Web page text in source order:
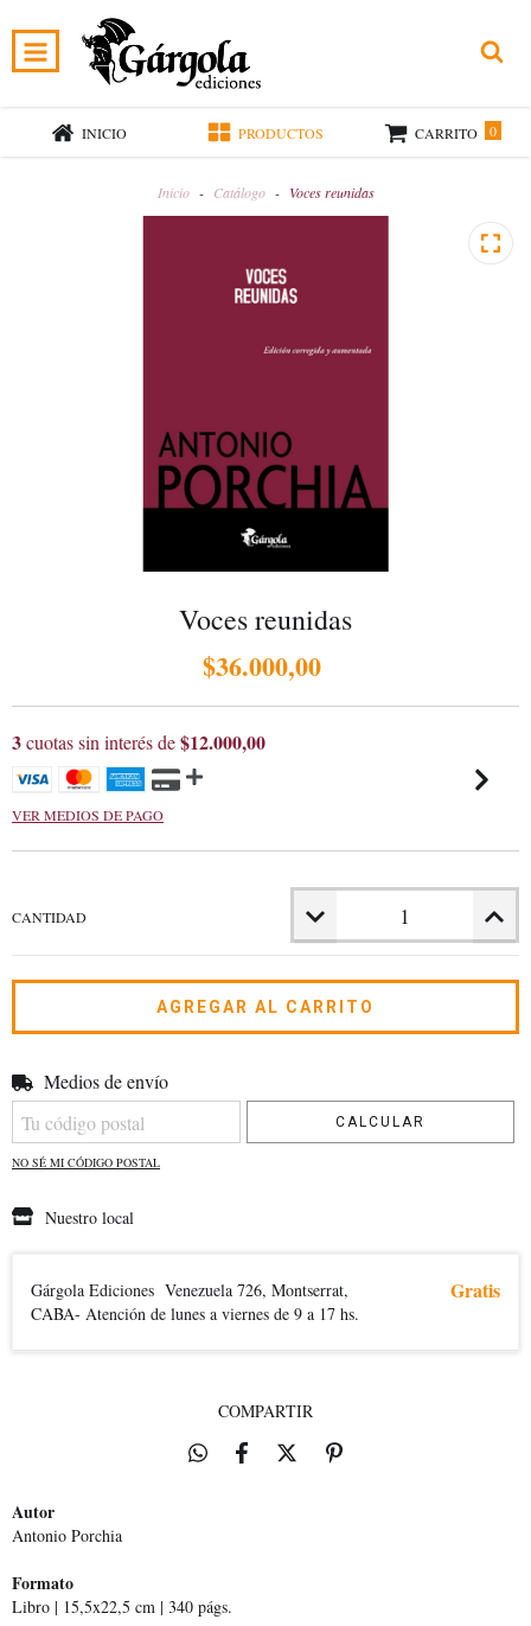
INICIO PRODUCTOS CARRITO 0
Inicio - Catálogo - Voces reunidas
Voces reunidas
$36.000,00
3cuotas sin interés de$12.000,00
VER MEDIOS DE PAGO
CANTIDAD
Entregas para el CP:
Medios de envío
CALCULAR
NO SÉ MI CÓDIGO POSTAL
Nuestro local
Gárgola Ediciones Venezuela 726, Montserrat,
CABA- Atención de lunes a viernes de 9 a 17 hs.
Gratis
COMPARTIR
Autor
Antonio Porchia
Formato
Libro | 15,5x22,5 cm | 340 págs.